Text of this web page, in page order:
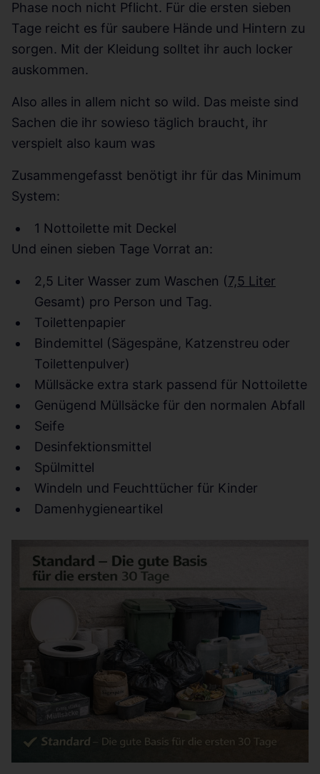
Phase noch nicht Pflicht. Für die ersten sieben
Tage reicht es für saubere Hände und Hintern zu
sorgen. Mit der Kleidung solltet ihr auch locker
auskommen.
Also alles in allem nicht so wild. Das meiste sind
Sachen die ihr sowieso täglich braucht, ihr
verspielt also kaum was
Zusammengefasst benötigt ihr für das Minimum
System:
1 Nottoilette mit Deckel
Und einen sieben Tage Vorrat an:
2,5 Liter Wasser zum Waschen (7,5 Liter
Gesamt) pro Person und Tag.
Toilettenpapier
Bindemittel (Sägespäne, Katzenstreu oder
Toilettenpulver)
Müllsäcke extra stark passend für Nottoilette
Genügend Müllsäcke für den normalen Abfall
Seife
Desinfektionsmittel
Spülmittel
Windeln und Feuchttücher für Kinder
Damenhygieneartikel